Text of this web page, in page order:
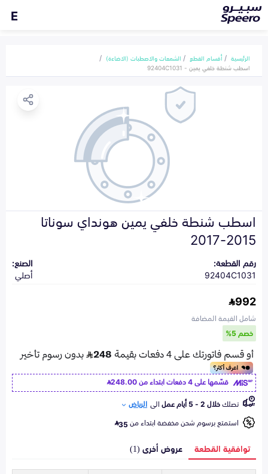
E
الرئيسية أقسام القطع
الشمعات والاصطبات (الاضاءة)
اسطب شنطة خلفي يمين - 92404C1031
اسطب شنطة خلفي يمين هونداي سوناتا
2015-2017
رقم القطعة:
92404C1031
الصنع:
أصلي
992
شامل القيمة المضافة
خصم 5%
قسّمها على 4 دفعات ابتداء من
248.00
تصلكخلال 2 - 5 أيام عمل الى الرياض
استمتع برسوم شحن مخفضة ابتداء من35
توافقية القطعة عروض أخرى (1)